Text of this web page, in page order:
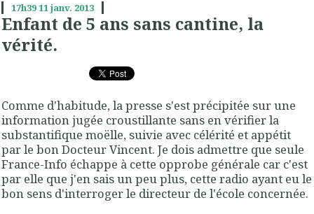
17h3911janv. 2013
Enfant de 5 ans sans cantine, la
vérité.
Comme d'habitude, la presse s'est précipitée sur une
information jugée croustillante sans en vérifier la
substantifique moëlle, suivie avec célérité et appétit
par le bon Docteur Vincent. Je dois admettre que seule
France-Info échappe à cette opprobe générale car c'est
par elle que j'en sais un peu plus, cette radio ayant eu le
bon sens d'interroger le directeur de l'école concernée.